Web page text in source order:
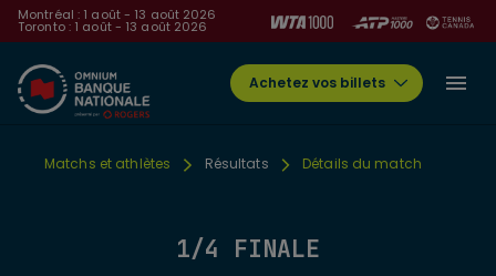
Montréal : 1 août - 13 août 2026
Toronto : 1 août - 13 août 2026
Achetez vos billets
Matchs et athlètes Résultats Détails du match
1/4 FINALE